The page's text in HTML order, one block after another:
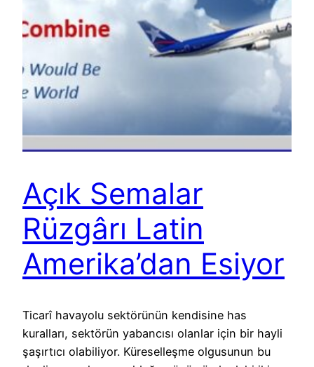
Açık Semalar
Rüzgârı Latin
Amerika’dan Esiyor
Ticarî havayolu sektörünün kendisine has
kuralları, sektörün yabancısı olanlar için bir hayli
şaşırtıcı olabiliyor. Küreselleşme olgusunun bu